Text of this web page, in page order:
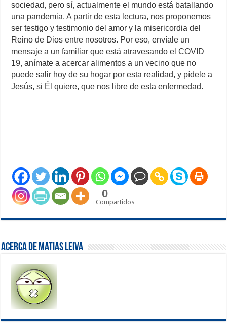
sociedad, pero sí, actualmente el mundo está batallando
una pandemia. A partir de esta lectura, nos proponemos
ser testigo y testimonio del amor y la misericordia del
Reino de Dios entre nosotros. Por eso, envíale un
mensaje a un familiar que está atravesando el COVID
19, anímate a acercar alimentos a un vecino que no
puede salir hoy de su hogar por esta realidad, y pídele a
Jesús, si Él quiere, que nos libre de esta enfermedad.
0
Compartidos
Acerca de Matias Leiva